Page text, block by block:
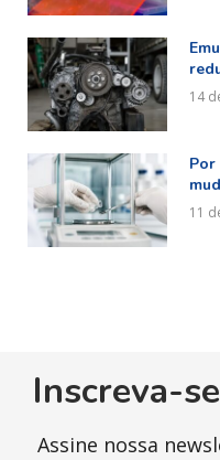
14
11
Inscreva-
Assine nossa